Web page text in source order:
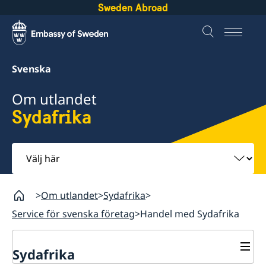
Sweden Abroad
Svenska
Om utlandet
Sydafrika
Välj
här
Om utlandet Sydafrika
Service för svenska företag Handel med Sydafrika
Sydafrika